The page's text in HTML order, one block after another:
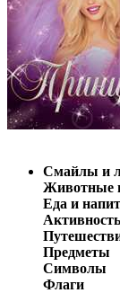
Смайлы и
Животные
Еда и
Активность
Предметы
Символы
Флаги